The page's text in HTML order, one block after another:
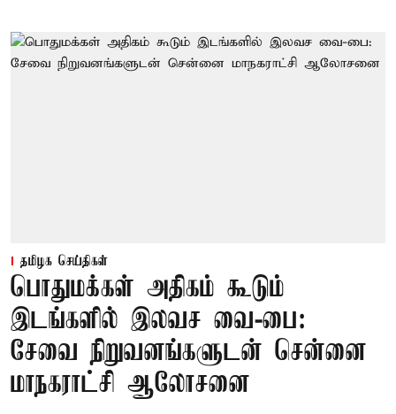
தமிழக செய்திகள்
பொதுமக்கள் அதிகம் கூடும்
இடங்களில் இலவச வை-பை:
சேவை நிறுவனங்களுடன் சென்னை
மாநகராட்சி ஆலோசனை